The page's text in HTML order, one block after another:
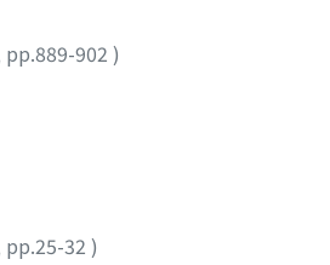
pp.889-902 )
pp.25-32 )